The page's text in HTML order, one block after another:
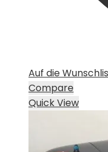
Auf die
Compare
Quick View